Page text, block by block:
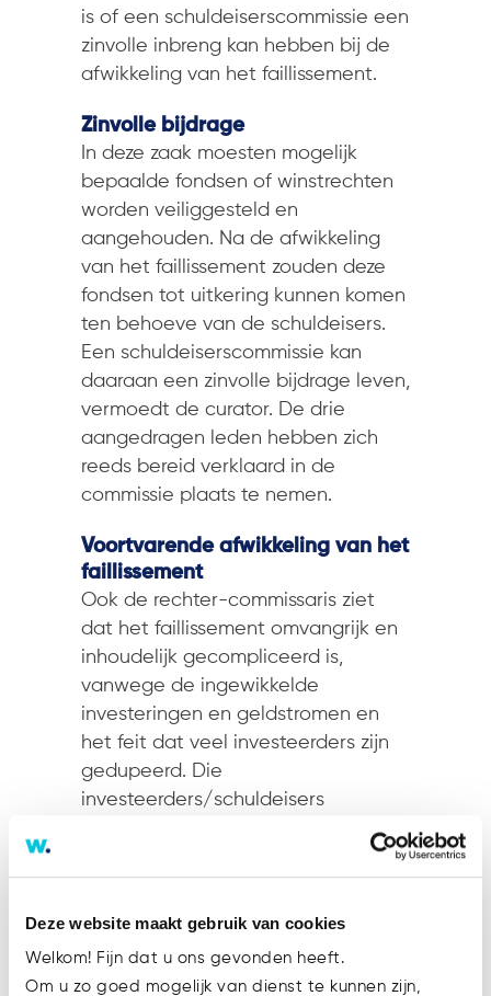
Deze website maakt gebruik van cookies
Welkom! Fijn dat u ons gevonden heeft.
Om u zo goed mogelijk van dienst te kunnen zijn,
is of een schuldeiserscommissie een
zinvolle inbreng kan hebben bij de
afwikkeling van het faillissement.
Zinvolle bijdrage
In deze zaak moesten mogelijk
bepaalde fondsen of winstrechten
worden veiliggesteld en
aangehouden. Na de afwikkeling
van het faillissement zouden deze
fondsen tot uitkering kunnen komen
ten behoeve van de schuldeisers.
Een schuldeiserscommissie kan
daaraan een zinvolle bijdrage leven,
vermoedt de curator. De drie
aangedragen leden hebben zich
reeds bereid verklaard in de
commissie plaats te nemen.
Voortvarende afwikkeling van het
faillissement
Ook de rechter-commissaris ziet
dat het faillissement omvangrijk en
inhoudelijk gecompliceerd is,
vanwege de ingewikkelde
investeringen en geldstromen en
het feit dat veel investeerders zijn
gedupeerd. Die
investeerders/schuldeisers
beschikken (mogelijk) over kennis
die de curator goed kan gebruiken
rechten op gelden of uitkeringen,
opleveren. Zowel de curator als de